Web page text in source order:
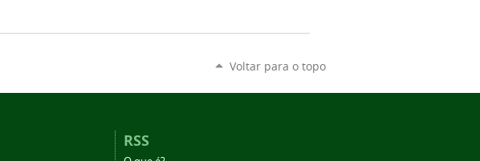
Voltar para o topo
RSS